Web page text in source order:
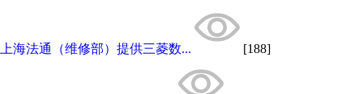
上海法通（维修部）提供三菱数... [188]